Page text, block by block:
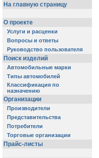
На главную страницу
О проекте
Услуги и расценки
Вопросы и ответы
Руководство пользователя
Поиск изделий
Автомобильные марки
Типы автомобилей
Классификация по
назначению
Организации
Производители
Представительства
Потребители
Торговые организации
Прайс-листы